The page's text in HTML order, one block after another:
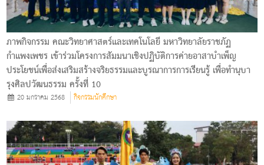
ภาพกิจกรรม คณะวิทยาศาสตร์และเทคโนโลยี มหาวิทยาลัยราชภัฏ
กำแพงเพชร เข้าร่วมโครงการสัมมนาเชิงปฏิบัติการค่ายอาสาบำเพ็ญ
ประโยชน์เพื่อส่งเสริมสร้างจริยธรรมและบูรณาการการเรียนรู้ เพื่อทำนุบา
รุงศิลปวัฒนธรรม ครั้งที่ 10
20 มกราคม 2568 กิจกรรมนักศึกษา